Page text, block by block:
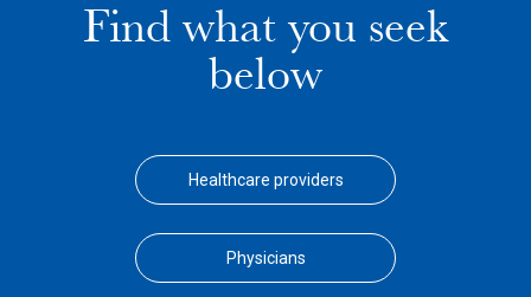
Find what you seek
below
Healthcare providers
Physicians